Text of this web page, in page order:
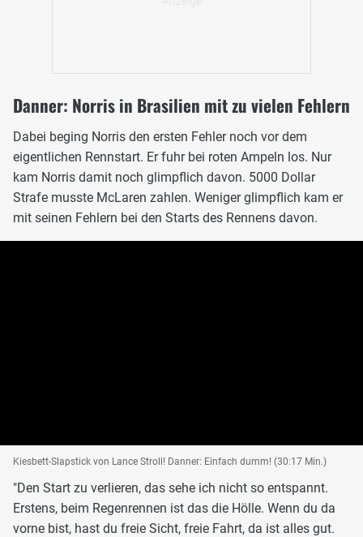
Danner: Norris in Brasilien mit zu vielen Fehlern
Dabei beging Norris den ersten Fehler noch vor dem
eigentlichen Rennstart. Er fuhr bei roten Ampeln los. Nur
kam Norris damit noch glimpflich davon. 5000 Dollar
Strafe musste McLaren zahlen. Weniger glimpflich kam er
mit seinen Fehlern bei den Starts des Rennens davon.
Kiesbett-Slapstick von Lance Stroll! Danner: Einfach dumm! (30:17 Min.)
"Den Start zu verlieren, das sehe ich nicht so entspannt.
Erstens, beim Regenrennen ist das die Hölle. Wenn du da
vorne bist, hast du freie Sicht, freie Fahrt, da ist alles gut.